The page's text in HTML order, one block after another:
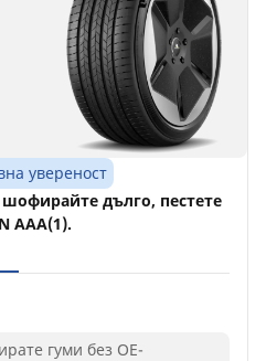
увереност
дълго, пестете
AAA(1).
гуми без ОЕ-